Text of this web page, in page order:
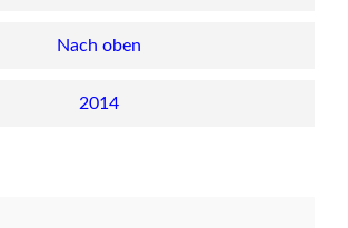
Nach oben
2014